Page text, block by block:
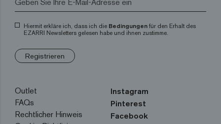
Hiermit erkläre ich, dass ich die Bedingungen für den Erhalt des
EZARRI Newsletters gelesen habe und ihnen zustimme.
Registrieren
Outlet
FAQs
Rechtlicher Hinweis
Instagram
Pinterest
Facebook